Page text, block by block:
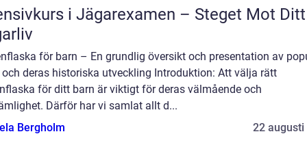
i Jägarexamen – Steget Mot Ditt
för barn – En grundlig översikt och presentation av
och deras historiska utveckling Introduktion: Att välja rätt
för ditt barn är viktigt för deras välmående och
Därför har vi samlat allt d...
Bergholm
22 augusti